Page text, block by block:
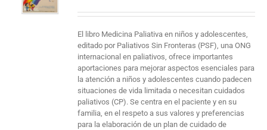
El libro Medicina Paliativa en niños y adolescentes,
editado por Paliativos Sin Fronteras (PSF), una ONG
internacional en paliativos, ofrece importantes
aportaciones para mejorar aspectos esenciales para
la atención a niños y adolescentes cuando padecen
situaciones de vida limitada o necesitan cuidados
paliativos (CP). Se centra en el paciente y en su
familia, en el respeto a sus valores y preferencias
para la elaboración de un plan de cuidado de